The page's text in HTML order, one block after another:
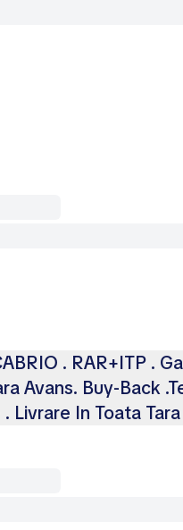
. RAR+ITP .
Avans. Buy-Back
Livrare In Toata Tara